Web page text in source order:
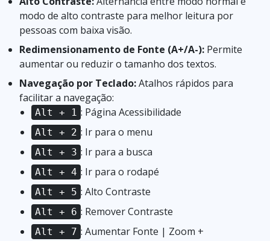
modo de alto contraste para melhor leitura por
pessoas com baixa visão.
Redimensionamento de Fonte (A+/A-): Permite
aumentar ou reduzir o tamanho dos textos.
Navegação por Teclado:Atalhos rápidos para
facilitar a navegação:
Alt + 1 : Página Acessibilidade
Alt + 2 : Ir para o menu
Alt + 3 : Ir para a busca
Alt + 4 : Ir para o rodapé
Alt + 5 : Alto Contraste
Alt + 6 : Remover Contraste
Alt + 7 : Aumentar Fonte | Zoom +